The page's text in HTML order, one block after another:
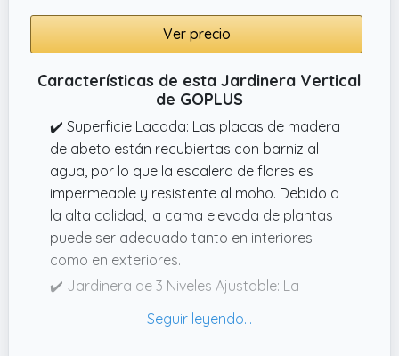
Ver precio
Características de esta Jardinera Vertical
de GOPLUS
✔️ Superficie Lacada: Las placas de madera
de abeto están recubiertas con barniz al
agua, por lo que la escalera de flores es
impermeable y resistente al moho. Debido a
la alta calidad, la cama elevada de plantas
puede ser adecuado tanto en interiores
como en exteriores.
✔️ Jardinera de 3 Niveles Ajustable: La
puedes cultivar diferentes flores o plantas.